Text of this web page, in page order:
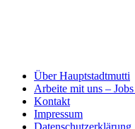
Über Hauptstadtmutti
Arbeite mit uns –
Kontakt
Impressum